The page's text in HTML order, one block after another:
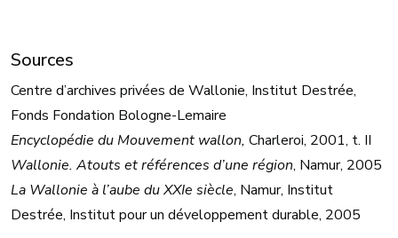
Sources
Centre d’archives privées de Wallonie, Institut Destrée,
Fonds Fondation Bologne-Lemaire
Encyclopédie du Mouvement wallon, Charleroi, 2001, t. II
Wallonie. Atouts et références d’une région, Namur, 2005
La Wallonie à l’aube du XXIe siècle, Namur, Institut
Destrée, Institut pour un développement durable, 2005